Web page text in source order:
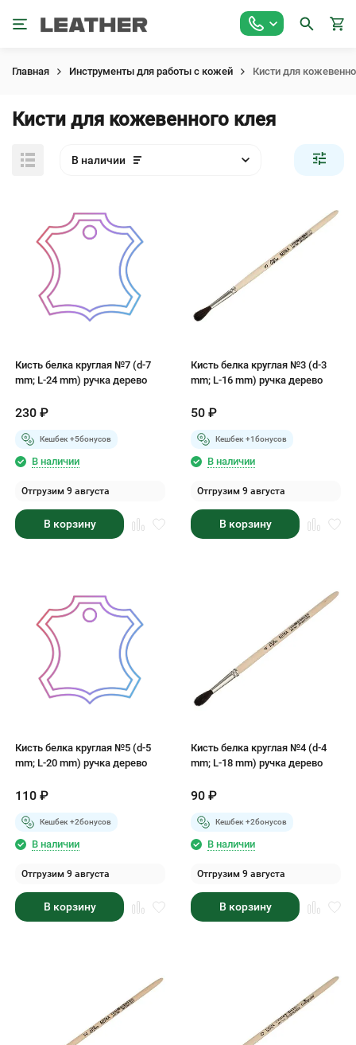
Главная Инструменты для работы с кожей Кисти для
Кисти для кожевенного клея
В наличии
Кисть белка круглая №7 (d-7
mm; L-24 mm) ручка дерево
230 ₽
Кешбек +5бонусов
В наличии
Отгрузим 9 августа
В корзину
Кисть белка круглая №3 (d-3
mm; L-16 mm) ручка дерево
50 ₽
Кешбек +1бонусов
В наличии
Отгрузим 9 августа
В корзину
Кисть белка круглая №5 (d-5
mm; L-20 mm) ручка дерево
110 ₽
Кешбек +2бонусов
В наличии
Отгрузим 9 августа
В корзину
Кисть белка круглая №4 (d-4
mm; L-18 mm) ручка дерево
90 ₽
Кешбек +2бонусов
В наличии
Отгрузим 9 августа
В корзину